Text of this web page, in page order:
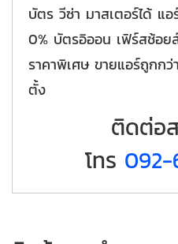
บัตร วีซ่า มาสเตอร์ได้ แ
0% บัตรอิออน เฟิร์สช้อย
ราคาพิเศษ ขายแอร์ถูกก
ตั้ง
ติดต่อ
โทร